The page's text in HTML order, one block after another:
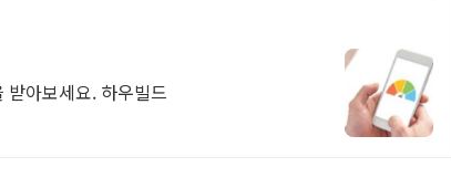
아보세요. 하우빌드